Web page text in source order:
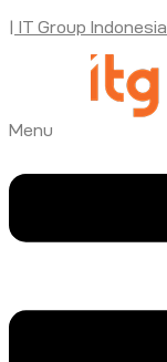
| IT Group Indonesia
Menu